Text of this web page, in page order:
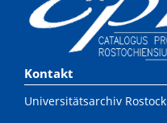
Kontakt
Universitätsarchiv Rostock